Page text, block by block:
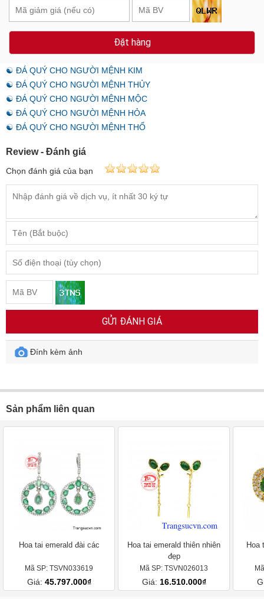
Đặt hàng
☯ ĐÁ QUÝ CHO NGƯỜI MỆNH KIM
☯ ĐÁ QUÝ CHO NGƯỜI MỆNH THỦY
☯ ĐÁ QUÝ CHO NGƯỜI MỆNH MỘC
☯ ĐÁ QUÝ CHO NGƯỜI MỆNH HỎA
☯ ĐÁ QUÝ CHO NGƯỜI MỆNH THỔ
Review - Đánh giá
Chọn đánh giá của bạn
GỬI ĐÁNH GIÁ
Đính kèm ảnh
Sản phẩm liên quan
Hoa tai emerald đài các
Mã SP: TSVN033619
Giá: 45.797.000₫
Hoa tai emerald thiên nhiên
đẹp
Mã SP: TSVN026013
Giá: 16.510.000₫
Hoa